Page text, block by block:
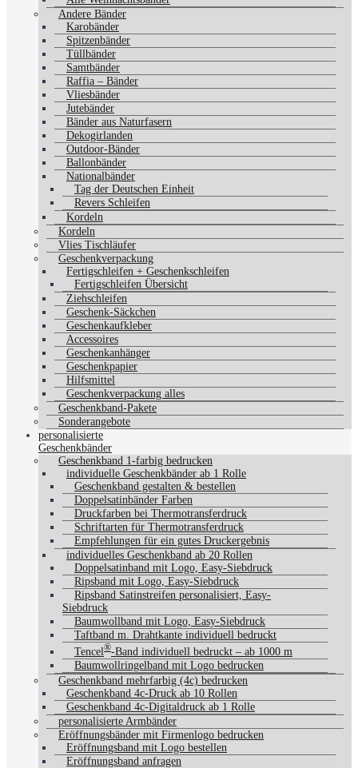
Andere Bänder
Karobänder
Spitzenbänder
Tüllbänder
Samtbänder
Raffia – Bänder
Vliesbänder
Jutebänder
Bänder aus Naturfasern
Dekogirlanden
Outdoor-Bänder
Ballonbänder
Nationalbänder
Tag der Deutschen Einheit
Revers Schleifen
Kordeln
Kordeln
Vlies Tischläufer
Geschenkverpackung
Fertigschleifen + Geschenkschleifen
Fertigschleifen Übersicht
Ziehschleifen
Geschenk-Säckchen
Geschenkaufkleber
Accessoires
Geschenkanhänger
Geschenkpapier
Hilfsmittel
Geschenkverpackung alles
Geschenkband-Pakete
Sonderangebote
personalisierte
Geschenkbänder
Geschenkband 1-farbig bedrucken
individuelle Geschenkbänder ab 1 Rolle
Geschenkband gestalten & bestellen
Doppelsatinbänder Farben
Druckfarben bei Thermotransferdruck
Schriftarten für Thermotransferdruck
Empfehlungen für ein gutes Druckergebnis
individuelles Geschenkband ab 20 Rollen
Doppelsatinband mit Logo, Easy-Siebdruck
Ripsband mit Logo, Easy-Siebdruck
Ripsband Satinstreifen personalisiert, Easy-
Siebdruck
Baumwollband mit Logo, Easy-Siebdruck
Taftband m. Drahtkante individuell bedruckt
Tencel®-Band individuell bedruckt – ab 1000 m
Baumwollringelband mit Logo bedrucken
Geschenkband mehrfarbig (4c) bedrucken
Geschenkband 4c-Druck ab 10 Rollen
Geschenkband 4c-Digitaldruck ab 1 Rolle
personalisierte Armbänder
Eröffnungsbänder mit Firmenlogo bedrucken
Eröffnungsband mit Logo bestellen
Eröffnungsband anfragen